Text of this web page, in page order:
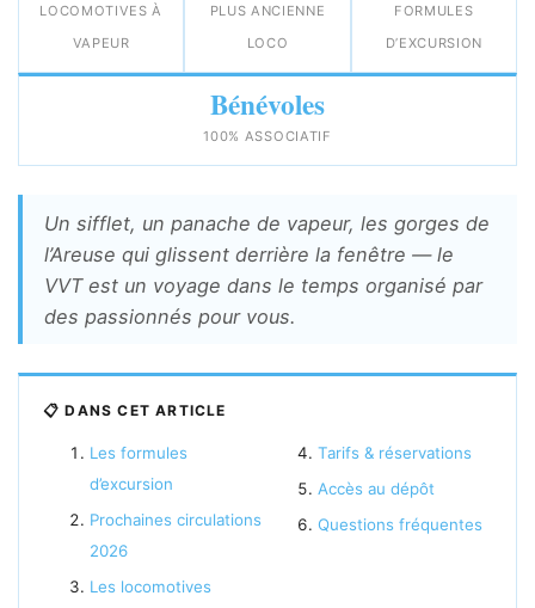
LOCOMOTIVES À
VAPEUR
PLUS ANCIENNE
LOCO
FORMULES
D’EXCURSION
Bénévoles
100% ASSOCIATIF
Un sifflet, un panache de vapeur, les gorges de
l’Areuse qui glissent derrière la fenêtre — le
VVT est un voyage dans le temps organisé par
des passionnés pour vous.
📋 DANS CET ARTICLE
Les formules
d’excursion
Prochaines circulations
2026
Les locomotives
Tarifs & réservations
Accès au dépôt
Questions fréquentes